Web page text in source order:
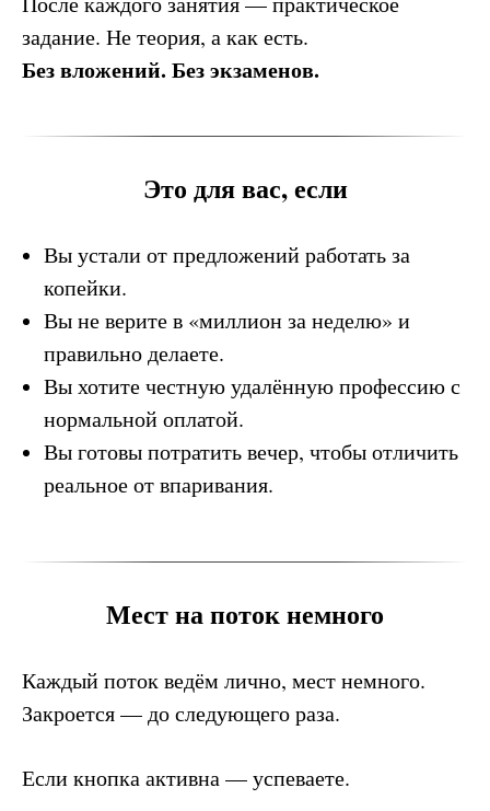
задание. Не теория, а как есть.
Без вложений. Без экзаменов.
Это для вас, если
Вы устали от предложений работать за
копейки.
Вы не верите в «миллион за неделю» и
правильно делаете.
Вы хотите честную удалённую профессию с
нормальной оплатой.
Вы готовы потратить вечер, чтобы отличить
реальное от впаривания.
Мест на поток немного
Каждый поток ведём лично, мест немного.
Закроется — до следующего раза.
Если кнопка активна — успеваете.